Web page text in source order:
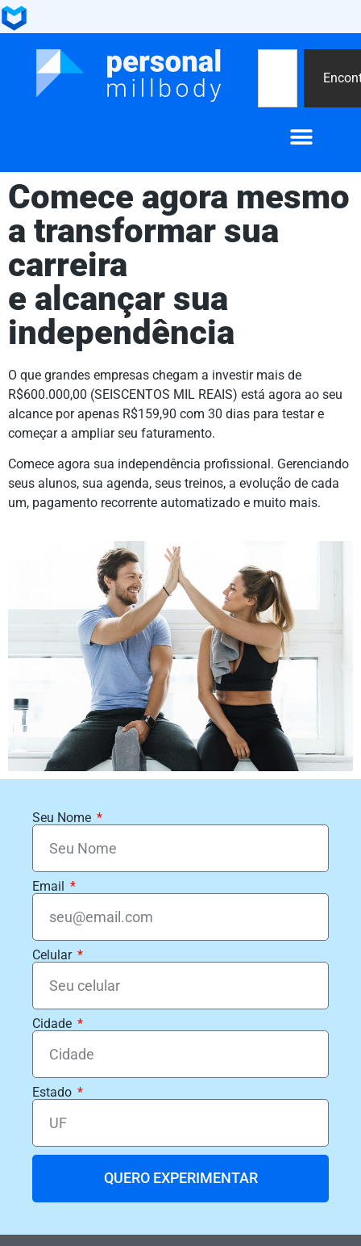
Comece agora mesmo
a transformar sua
carreira
e alcançar sua
independência
O que grandes empresas chegam a investir mais de
R$600.000,00 (SEISCENTOS MIL REAIS) está agora ao seu
alcance por apenas R$159,90 com 30 dias para testar e
começar a ampliar seu faturamento.
Comece agora sua independência profissional. Gerenciando
seus alunos, sua agenda, seus treinos, a evolução de cada
um, pagamento recorrente automatizado e muito mais.
Seu Nome
Email
Celular
Cidade
Estado
QUERO EXPERIMENTAR